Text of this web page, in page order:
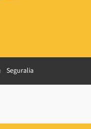
Seguralia